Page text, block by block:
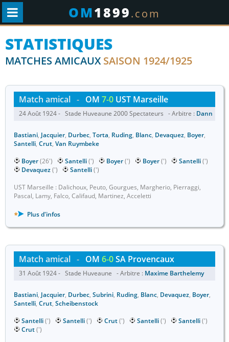
OM1899.com
STATISTIQUES
MATCHES AMICAUXSAISON 1924/1925
Match amical - OM 7-0 UST Marseille
24 Août 1924 - Stade Huveaune 2000 Spectateurs - Arbitre : Dann
Bastiani, Jacquier, Durbec, Torta, Ruding, Blanc, Devaquez, Boyer,
Santelli, Crut, Van Ruymbeke
Boyer(26') Santelli(') Boyer(') Boyer(') Santelli(')
Devaquez(') Santelli(')
UST Marseille : Dalichoux, Peuto, Gourgues, Margherio, Pierraggi,
Pascal, Lamy, Falco, Califaud, Martinez, Acceletti
Plus d'infos
Match amical - OM 6-0SA Provencaux
31 Août 1924 - Stade Huveaune - Arbitre : Maxime Barthelemy
Bastiani, Jacquier, Durbec, Subrini, Ruding, Blanc, Devaquez, Boyer,
Santelli, Crut, Scheibenstock
Santelli(') Santelli(') Crut(') Santelli(') Santelli(')
Crut(')